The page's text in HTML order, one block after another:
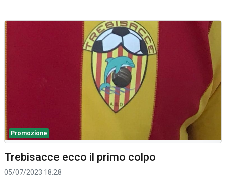
Promozione
Trebisacce ecco il primo colpo
05/07/2023 18:28